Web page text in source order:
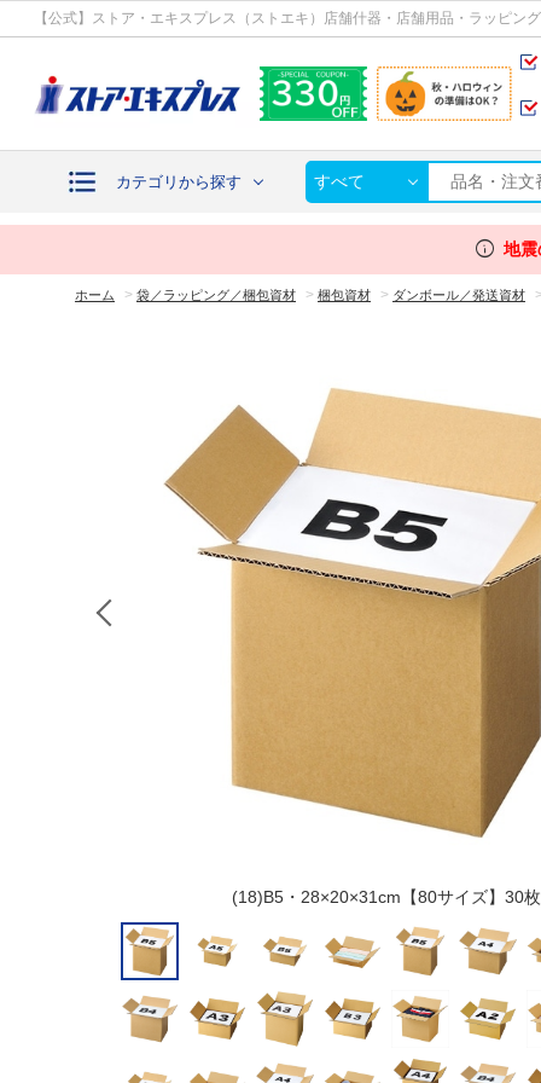
【公式】ストア・エキスプレス（ストエキ）店舗什器・店舗用品・ラッピン
カテゴリから探す すべて
info 地
ホーム > 袋／ラッピング／梱包資材 > 梱包資材 > ダンボール／発送資材
(18)B5・28×20×31cm【80サイズ】30枚